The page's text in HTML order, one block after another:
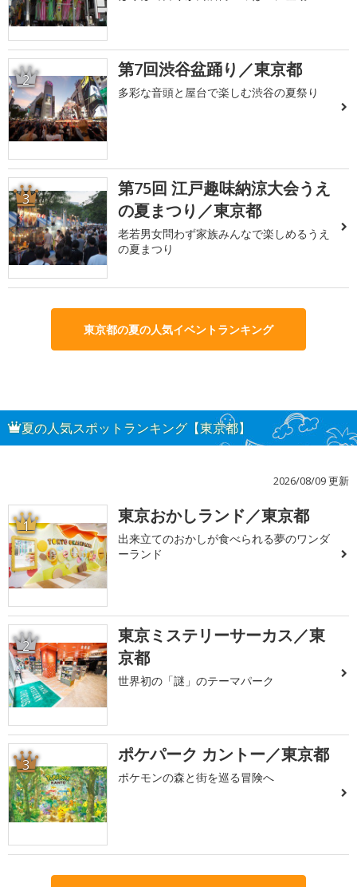
2 第7回渋谷盆踊り／東京都
多彩な音頭と屋台で楽しむ渋谷の夏祭り
3
第75回 江戸趣味納涼大会うえ
の夏まつり／東京都
老若男女問わず家族みんなで楽しめるうえ
の夏まつり
東京都の夏の人気イベントランキング
夏の人気スポットランキング【東京都】
2026/08/09 更新
1 東京おかしランド／東京都
出来立てのおかしが食べられる夢のワンダ
ーランド
2
東京ミステリーサーカス／東
京都
世界初の「謎」のテーマパーク
3 ポケパーク カントー／東京都
ポケモンの森と街を巡る冒険へ